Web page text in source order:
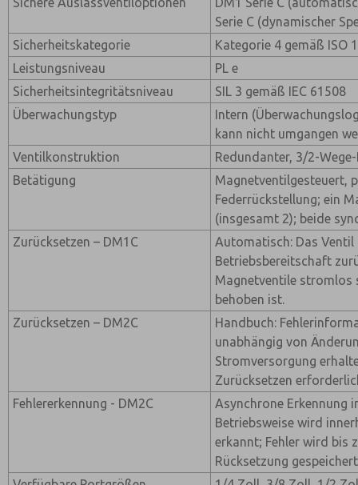
Serie C (dynamischer
Sicherheitskategorie
Kategorie 4 gemäß ISO
Leistungsniveau
PL e
Sicherheitsintegritätsniveau
SIL 3 gemäß IEC 61508
Überwachungstyp
Intern
kann nicht umgangen
Ventilkonstruktion
Redundanter, 3/2-
Betätigung
Magnetventilgesteuert,
Federrückstellung; ein
(insgesamt 2); beide
Zurücksetzen – DM1C
Automatisch: Das Ventil
Betriebsbereitschaft
Magnetventile stromlos
behoben ist.
Zurücksetzen – DM2C
Handbuch:
unabhängig von
Stromversorgung
Zurücksetzen
Fehlererkennung - DM2C
Asynchrone Erkennung
Betriebsweise wird
erkannt; Fehler wird bis
Rücksetzung gespeichert